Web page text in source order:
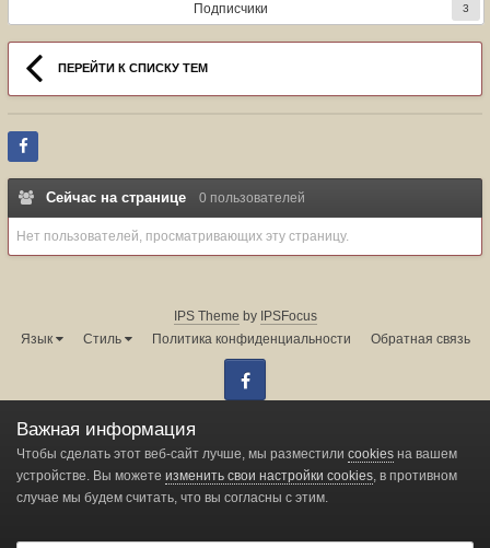
Подписчики 3
ПЕРЕЙТИ К СПИСКУ ТЕМ
Сейчас на странице 0 пользователей
Нет пользователей, просматривающих эту страницу.
IPS Theme by IPSFocus
Язык
Стиль Политика конфиденциальности Обратная связь
Администрация форума:
Powered by Invision Community
Change privacy settings
Важная информация
Чтобы сделать этот веб-сайт лучше, мы разместили cookies на вашем
устройстве. Вы можете изменить свои настройки cookies, в противном
случае мы будем считать, что вы согласны с этим.